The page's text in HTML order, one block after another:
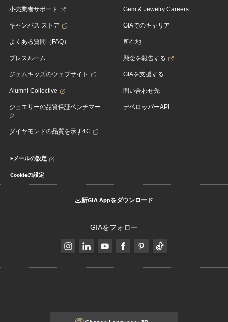
小売業者サポート
キャンパス ストア
よくある質問（FAQ）
プレスルーム
ジェムキッズのウェブサイト
Alumni Collective
ジュエリーの品質保証ベンチマー
ク
ダイヤモンドの品質を示す4C
Gem & Jewelry Careers
GIAでのキャリア
所在地
懸念を報告する
GIAを支援する
問い合わせ先
デベロッパーAPI
Eメールの設定
Cookieの設定
新GIA Appをダウンロード
GIAをフォロー